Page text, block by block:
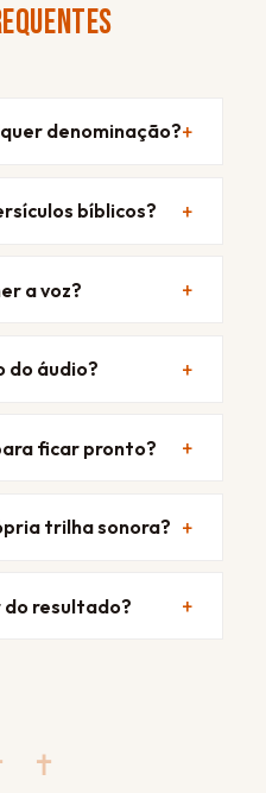
denominação?
bíblicos?
a voz?
do áudio?
ficar pronto?
trilha sonora?
do resultado?
✝